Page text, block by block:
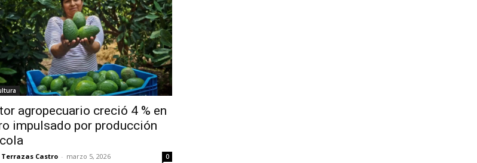
agropecuario creció 4 % en
impulsado por producción
Terrazas Castro - marzo 5, 2026 0